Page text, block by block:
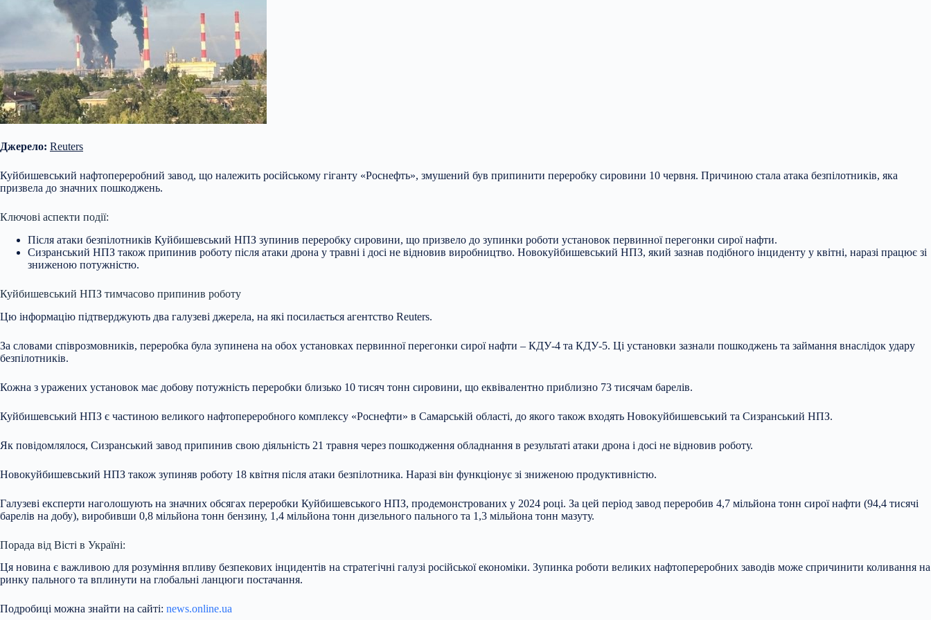
Джерело: Reuters
Куйбишевський нафтопереробний завод, що належить російському гіганту «Роснефть», змушений був припинити переробку сировини 10 червня. Причиною стала атака безпілотників, яка
призвела до значних пошкоджень.
Ключові аспекти події:
Після атаки безпілотників Куйбишевський НПЗ зупинив переробку сировини, що призвело до зупинки роботи установок первинної перегонки сирої нафти.
Сизранський НПЗ також припинив роботу після атаки дрона у травні і досі не відновив виробництво. Новокуйбишевський НПЗ, який зазнав подібного інциденту у квітні, наразі працює зі
зниженою потужністю.
Куйбишевський НПЗ тимчасово припинив роботу
Цю інформацію підтверджують два галузеві джерела, на які посилається агентство Reuters.
За словами співрозмовників, переробка була зупинена на обох установках первинної перегонки сирої нафти – КДУ-4 та КДУ-5. Ці установки зазнали пошкоджень та займання внаслідок удару
безпілотників.
Кожна з уражених установок має добову потужність переробки близько 10 тисяч тонн сировини, що еквівалентно приблизно 73 тисячам барелів.
Куйбишевський НПЗ є частиною великого нафтопереробного комплексу «Роснефти» в Самарській області, до якого також входять Новокуйбишевський та Сизранський НПЗ.
Як повідомлялося, Сизранський завод припинив свою діяльність 21 травня через пошкодження обладнання в результаті атаки дрона і досі не відновив роботу.
Новокуйбишевський НПЗ також зупиняв роботу 18 квітня після атаки безпілотника. Наразі він функціонує зі зниженою продуктивністю.
Галузеві експерти наголошують на значних обсягах переробки Куйбишевського НПЗ, продемонстрованих у 2024 році. За цей період завод переробив 4,7 мільйона тонн сирої нафти (94,4 тисячі
барелів на добу), виробивши 0,8 мільйона тонн бензину, 1,4 мільйона тонн дизельного пального та 1,3 мільйона тонн мазуту.
Порада від Вісті в Україні:
Ця новина є важливою для розуміння впливу безпекових інцидентів на стратегічні галузі російської економіки. Зупинка роботи великих нафтопереробних заводів може спричинити коливання на
ринку пального та вплинути на глобальні ланцюги постачання.
Подробиці можна знайти на сайті: news.online.ua